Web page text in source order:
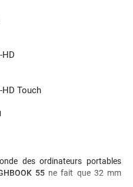
Touch
des ordinateurs portables
55ne fait que 32 mm